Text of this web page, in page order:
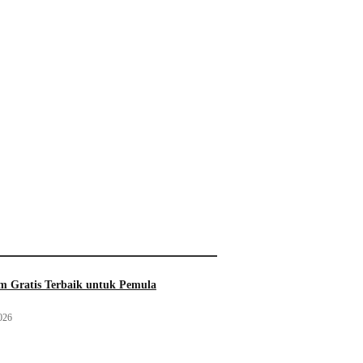
Gratis Terbaik untuk Pemula